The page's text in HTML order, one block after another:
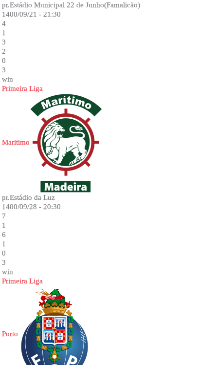
pr.Estádio Municipal 22 de Junho(Famalicão)
1400/09/21 - 21:30
4
1
3
2
0
3
win
Primeira Liga
Maritimo
pr.Estádio da Luz
1400/09/28 - 20:30
7
1
6
1
0
3
win
Primeira Liga
Porto